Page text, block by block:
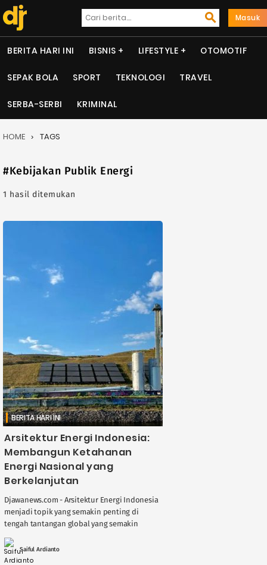
Masuk
BERITA HARI INI BISNIS LIFESTYLE OTOMOTIF
SEPAK BOLA SPORT TEKNOLOGI TRAVEL
SERBA-SERBI KRIMINAL
HOME TAGS
#Kebijakan Publik Energi
1 hasil ditemukan
BERITA HARI INI
Arsitektur Energi Indonesia:
Membangun Ketahanan
Energi Nasional yang
Berkelanjutan
Djawanews.com - Arsitektur Energi Indonesia
menjadi topik yang semakin penting di
tengah tantangan global yang semakin
daya energi yang luar biasa, ....
Saiful Ardianto